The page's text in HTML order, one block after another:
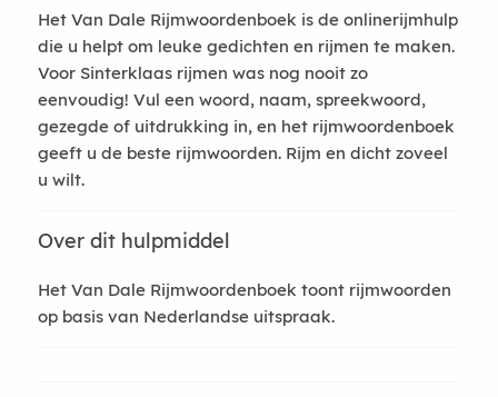
Het Van Dale Rijmwoordenboek is de onlinerijmhulp
die u helpt om leuke gedichten en rijmen te maken.
Voor Sinterklaas rijmen was nog nooit zo
eenvoudig! Vul een woord, naam, spreekwoord,
gezegde of uitdrukking in, en het rijmwoordenboek
geeft u de beste rijmwoorden. Rijm en dicht zoveel
u wilt.
Over dit hulpmiddel
Het Van Dale Rijmwoordenboek toont rijmwoorden
op basis van Nederlandse uitspraak.